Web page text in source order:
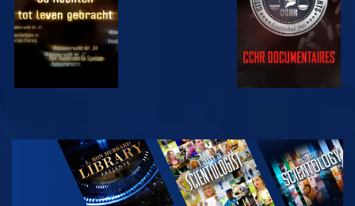
KIJK
VERKEN DE
SERIE